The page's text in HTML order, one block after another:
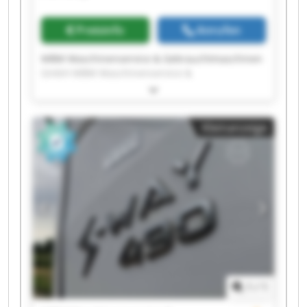
Gebrauchtmaschinen GmbH
Preisinfo Anrufen
Gebrauchtmaschinen GmbH MBM
GmbH MBM Maschinenservice &
Gebrauchtmaschinen GmbH MBM
Maschinenservice & Gebrauchtmaschinen
GmbH MBM Maschinenservice &
Gebrauchtmaschinen GmbH MBM
Maschinenservice & Gebrauchtmaschinen
GmbH MBM Maschinenservice &
Gebrauchtmaschinen GmbH MBM
Maschinenservice & Gebrauchtmaschinen
GmbH MBM Maschinenservice &
Gebrauchtmaschinen GmbH MBM
Maschinenservice & Gebrauchtmaschinen
Gebrauchtmaschinen GmbH MBM
Kleinanzeige